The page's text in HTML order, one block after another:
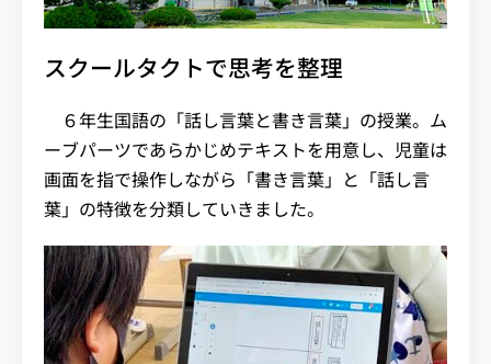
スクールタクトで思考を整理
６年生国語の「話し言葉と書き言葉」の授業。ム
ーブパーツであらかじめテキストを用意し、児童は
画面を指で操作しながら「書き言葉」と「話し言
葉」の特徴を分類していきました。